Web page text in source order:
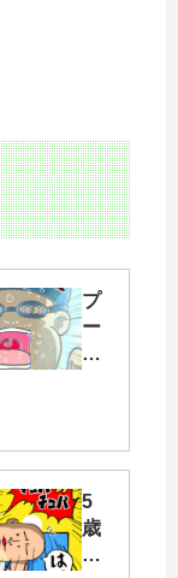
プ
ー
ル
界
ア
ワ
5
歳
ま